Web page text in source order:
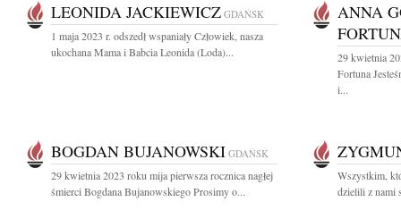
LEONIDA JACKIEWICZ GDAŃSK
1 maja 2023 r. odszedł wspaniały Człowiek, nasza
ukochana Mama i Babcia Leonida (Loda)...
ANNA
29 kwietnia
Fortuna
i...
BOGDAN BUJANOWSKI GDAŃSK
29 kwietnia 2023 roku mija pierwsza rocznica nagłej
śmierci Bogdana Bujanowskiego Prosimy o...
Wszystkim,
dzielili z nami